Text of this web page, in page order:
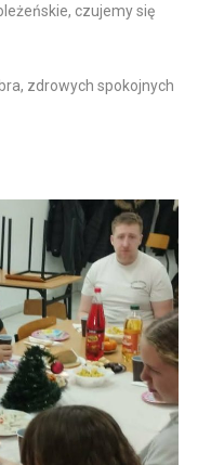
czujemy się
zdrowych spokojnych